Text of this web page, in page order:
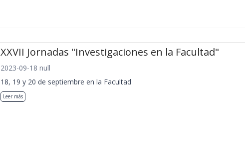
XXVII Jornadas "Investigaciones en la Facultad"
2023-09-18 null
18, 19 y 20 de septiembre en la Facultad
Leer más